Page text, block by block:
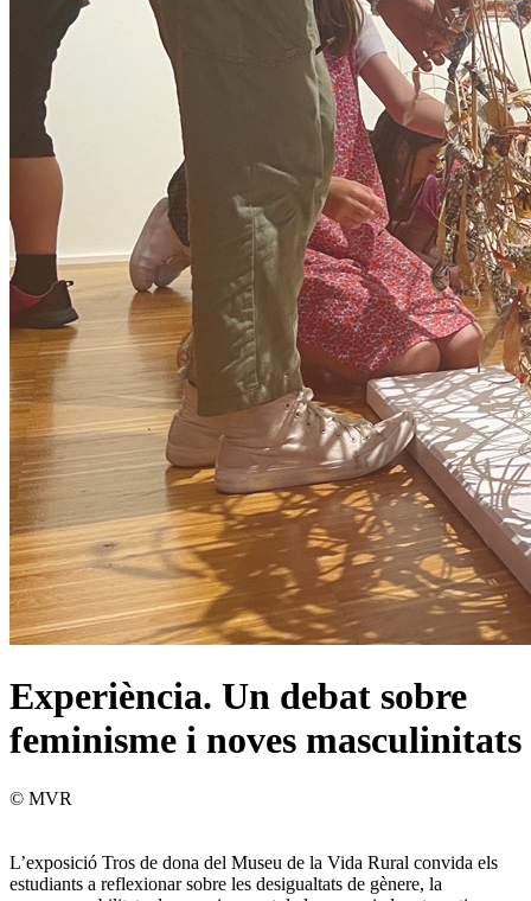
Experiència. Un debat sobre
feminisme i noves masculinitats
© MVR
L’exposició Tros de dona del Museu de la Vida Rural convida els
estudiants a reflexionar sobre les desigualtats de gènere, la